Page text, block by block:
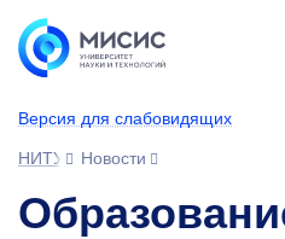
Версия для слабовидящих
НИТУ МИСИС
Новости